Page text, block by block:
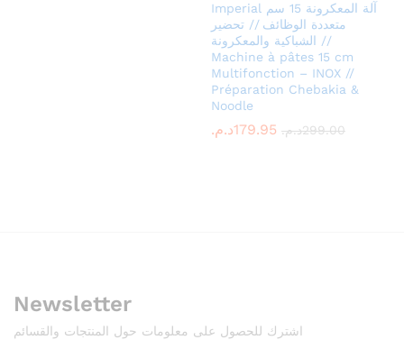
Imperial آلة المعكرونة 15 سم
متعددة الوظائف // تحضير
الشباكية والمعكرونة //
Machine à pâtes 15 cm
Multifonction – INOX //
Préparation Chebakia &
Noodle
179.95د.م. 299.00د.م.
Newsletter
اشترك للحصول على معلومات حول المنتجات والقسائم